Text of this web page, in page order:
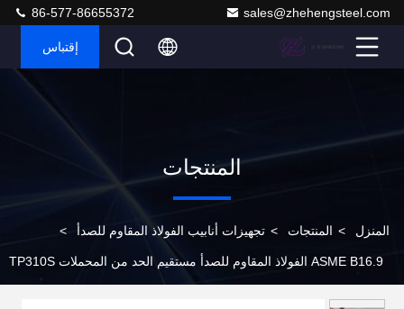
sales@zhehengsteel.com
86-577-86655372
إقتباس
المنتجات
المنزل > المنتجات > تجهيزات أنابيب الفولاذ المقاوم للصدأ >
ASME B16.9 الفولاذ المقاوم للصدأ مستقيم الحد من المحملات TP310S